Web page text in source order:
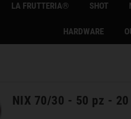
LA FRUTTERIA® SHOT
HARDWARE
NIX 70/30 - 50 pz - 20